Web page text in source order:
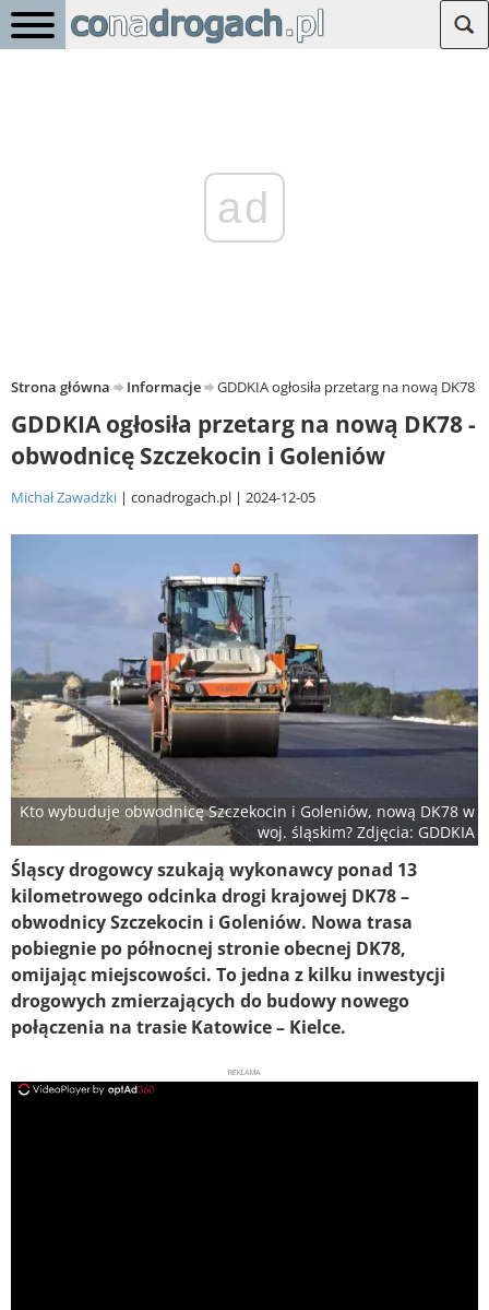
ad
Strona główna Informacje GDDKIA ogłosiła przetarg na nową DK78
GDDKIA ogłosiła przetarg na nową DK78 -
obwodnicę Szczekocin i Goleniów
Michał Zawadzki conadrogach.pl 2024-12-05
Kto wybuduje obwodnicę Szczekocin i Goleniów, nową DK78 w
woj. śląskim? Zdjęcia: GDDKIA
Śląscy drogowcy szukają wykonawcy ponad 13
kilometrowego odcinka drogi krajowej DK78 –
obwodnicy Szczekocin i Goleniów. Nowa trasa
pobiegnie po północnej stronie obecnej DK78,
omijając miejscowości. To jedna z kilku inwestycji
drogowych zmierzających do budowy nowego
połączenia na trasie Katowice – Kielce.
REKLAMA